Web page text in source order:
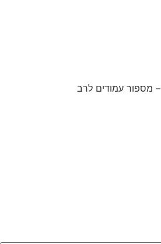
RavAddPg – מספור עמודים לרב